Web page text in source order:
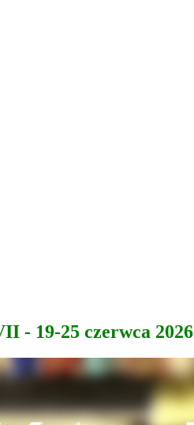
- 19-25 czerwca 2026